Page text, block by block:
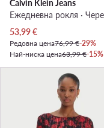
Calvin Klein Jeans
Актуална цена
53,99€
Редовна цена76,99 €-29%
Най-ниска цена63,99 €-15%